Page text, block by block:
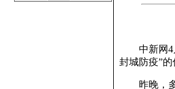
中新网4月
封城防疫”
昨晚，多